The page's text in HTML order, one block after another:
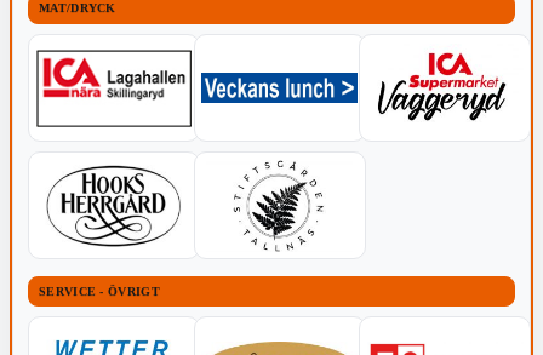
MAT/DRYCK
SERVICE - ÖVRIGT